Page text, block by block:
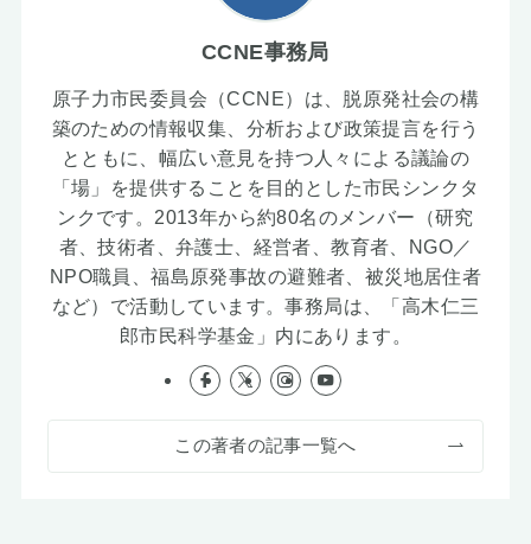
CCNE事務局
原子力市民委員会（CCNE）は、脱原発社会の構
築のための情報収集、分析および政策提言を行う
とともに、幅広い意見を持つ人々による議論の
「場」を提供することを目的とした市民シンクタ
ンクです。2013年から約80名のメンバー（研究
者、技術者、弁護士、経営者、教育者、NGO／
NPO職員、福島原発事故の避難者、被災地居住者
など）で活動しています。事務局は、「高木仁三
郎市民科学基金」内にあります。
この著者の記事一覧へ